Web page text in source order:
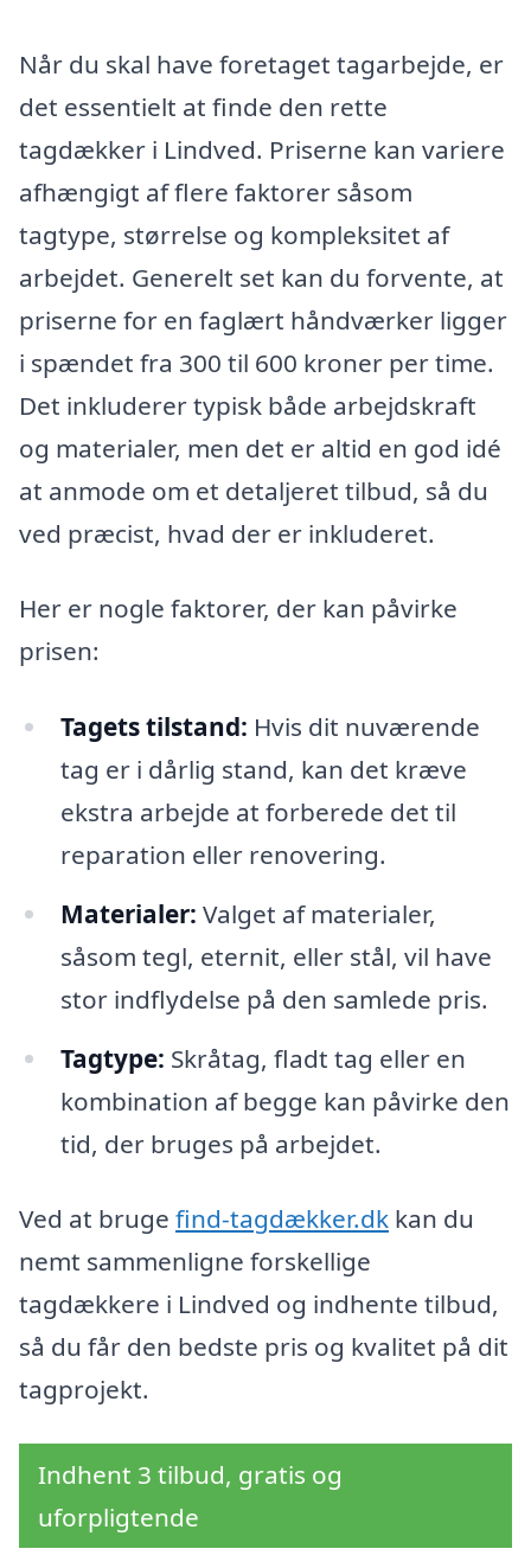
Når du skal have foretaget tagarbejde, er
det essentielt at finde den rette
tagdækker i Lindved. Priserne kan variere
afhængigt af flere faktorer såsom
tagtype, størrelse og kompleksitet af
arbejdet. Generelt set kan du forvente, at
priserne for en faglært håndværker ligger
i spændet fra 300 til 600 kroner per time.
Det inkluderer typisk både arbejdskraft
og materialer, men det er altid en god idé
at anmode om et detaljeret tilbud, så du
ved præcist, hvad der er inkluderet.
Her er nogle faktorer, der kan påvirke
prisen:
Tagets tilstand: Hvis dit nuværende
tag er i dårlig stand, kan det kræve
ekstra arbejde at forberede det til
reparation eller renovering.
Materialer: Valget af materialer,
såsom tegl, eternit, eller stål, vil have
stor indflydelse på den samlede pris.
Tagtype: Skråtag, fladt tag eller en
kombination af begge kan påvirke den
tid, der bruges på arbejdet.
Ved at bruge find-tagdækker.dk kan du
nemt sammenligne forskellige
tagdækkere i Lindved og indhente tilbud,
så du får den bedste pris og kvalitet på dit
tagprojekt.
Indhent 3 tilbud, gratis og
uforpligtende